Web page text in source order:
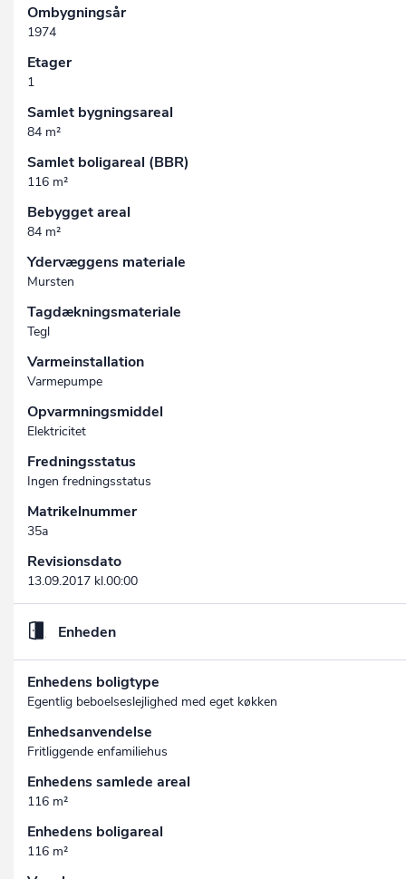
Ombygningsår
1974
Etager
1
Samlet bygningsareal
84 m²
Samlet boligareal (BBR)
116 m²
Bebygget areal
84 m²
Ydervæggens materiale
Mursten
Tagdækningsmateriale
Tegl
Varmeinstallation
Varmepumpe
Opvarmningsmiddel
Elektricitet
Fredningsstatus
Ingen fredningsstatus
Matrikelnummer
35a
Revisionsdato
13.09.2017 kl.00:00
Enheden
Enhedens boligtype
Egentlig beboelseslejlighed med eget køkken
Enhedsanvendelse
Fritliggende enfamiliehus
Enhedens samlede areal
116 m²
Enhedens boligareal
116 m²